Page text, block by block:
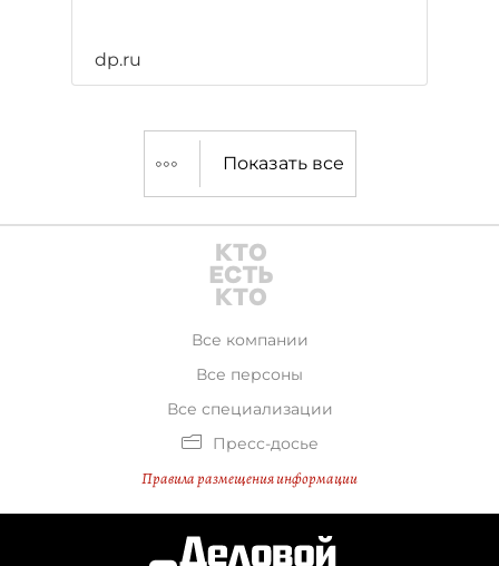
dp.ru
Показать все
Все компании
Все персоны
Все специализации
Пресс-досье
Правила размещения информации